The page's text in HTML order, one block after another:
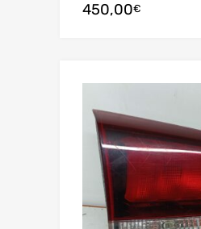
450,00€